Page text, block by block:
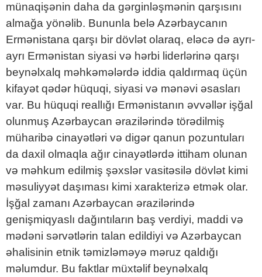
münaqişənin daha da gərginləşmənin qarşısını
almağa yönəlib. Bununla belə Azərbaycanın
Ermənistana qarşı bir dövlət olaraq, eləcə də ayrı-
ayrı Ermənistan siyasi və hərbi liderlərinə qarşı
beynəlxalq məhkəmələrdə iddia qaldırmaq üçün
kifayət qədər hüquqi, siyasi və mənəvi əsasları
var. Bu hüquqi reallığı Ermənistanın əvvəllər işğal
olunmuş Azərbaycan ərazilərində törədilmiş
müharibə cinayətləri və digər qanun pozuntuları
da daxil olmaqla ağır cinayətlərdə ittiham olunan
və məhkum edilmiş şəxslər vasitəsilə dövlət kimi
məsuliyyət daşıması kimi xarakterizə etmək olar.
İşğal zamanı Azərbaycan ərazilərində
genişmiqyaslı dağıntıların baş verdiyi, maddi və
mədəni sərvətlərin talan edildiyi və Azərbaycan
əhalisinin etnik təmizləməyə məruz qaldığı
məlumdur. Bu faktlar müxtəlif beynəlxalq